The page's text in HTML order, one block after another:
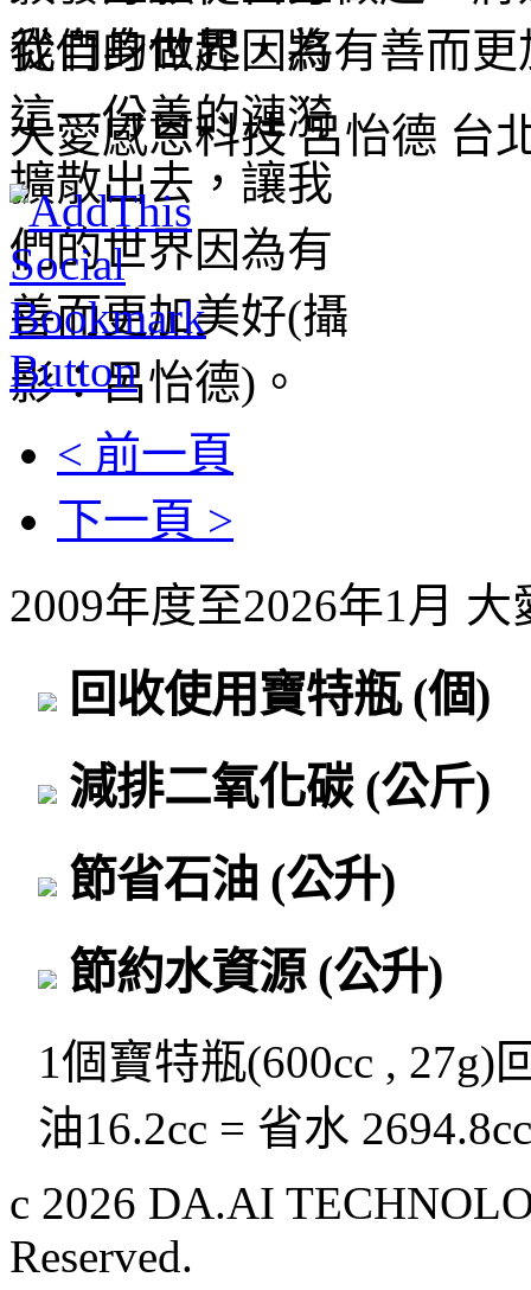
我們的世界因為有善而
大愛感恩科技 呂怡德 台
< 前一頁
下一頁 >
2009年度至2026年1月
回收使用寶特瓶 (個)
減排二氧化碳 (公斤)
節省石油 (公升)
節約水資源 (公升)
1個寶特瓶(600cc , 27g)
油16.2cc = 省水
c 2026 DA.AI
Reserved.